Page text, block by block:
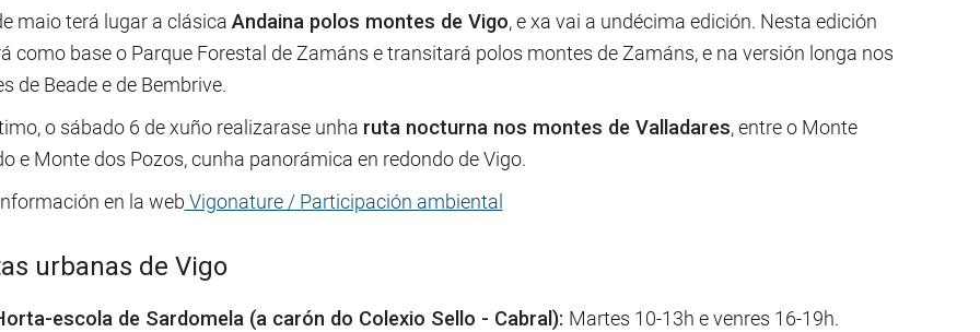
maio terá lugar a clásica Andaina polos montes de Vigo, e xa vai a undécima edición. Nesta edición
como base o Parque Forestal de Zamáns e transitará polos montes de Zamáns, e na versión longa nos
de Beade e de Bembrive.
o sábado 6 de xuño realizarase unha ruta nocturna nos montes de Valladares, entre o Monte
e Monte dos Pozos, cunha panorámica en redondo de Vigo.
en la web Vigonature / Participación ambiental
urbanas de Vigo
escola de Sardomela (a carón do Colexio Sello - Cabral): Martes 10-13h e venres 16-19h.